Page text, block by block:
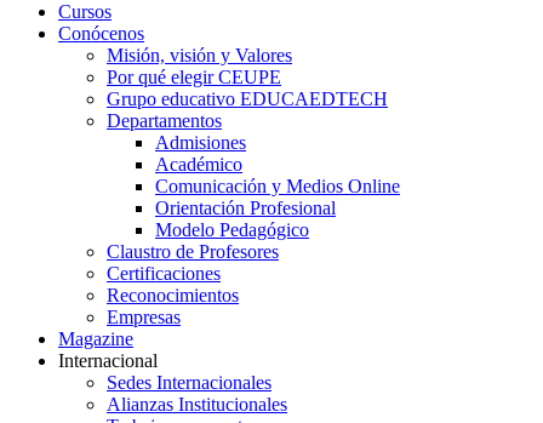
Cursos
Conócenos
Misión, visión y Valores
Por qué elegir CEUPE
Grupo educativo EDUCAEDTECH
Departamentos
Admisiones
Académico
Comunicación y Medios Online
Orientación Profesional
Modelo Pedagógico
Claustro de Profesores
Certificaciones
Reconocimientos
Empresas
Magazine
Internacional
Sedes Internacionales
Alianzas Institucionales